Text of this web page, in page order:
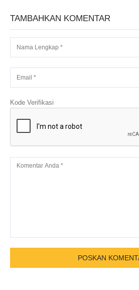
TAMBAHKAN KOMENTAR
Kode Verifikasi